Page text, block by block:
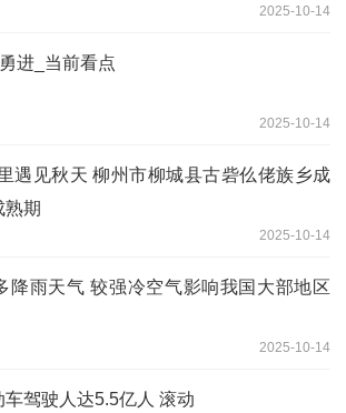
2025-10-14
进_当前看点
2025-10-14
遇见秋天 柳州市柳城县古砦仫佬族乡成
熟期
2025-10-14
降雨天气 较强冷空气影响我国大部地区
2025-10-14
驾驶人达5.5亿人 滚动